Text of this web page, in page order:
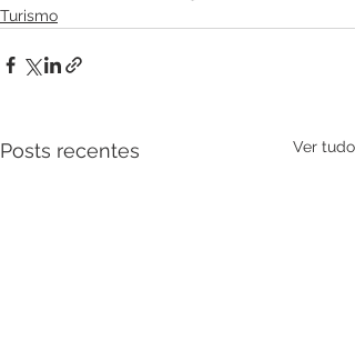
Turismo
Posts recentes Ver tudo